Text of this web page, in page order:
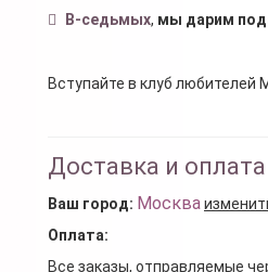
В-седьмых, мы дарим
Вступайте в клуб любителей
Доставка и оплата
Ваш город: Москва
Оплата:
Все заказы, отправляемые